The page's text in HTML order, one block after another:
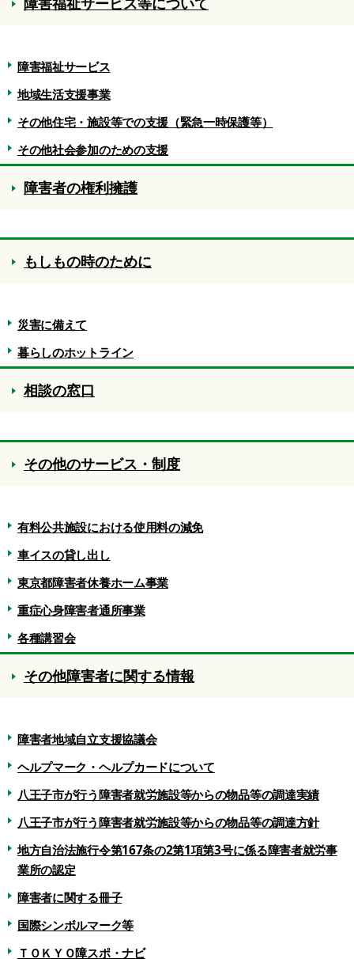
障害福祉サービス
地域生活支援事業
その他住宅・施設等での支援（緊急一時保護等）
その他社会参加のための支援
障害者の権利擁護
もしもの時のために
災害に備えて
暮らしのホットライン
相談の窓口
その他のサービス・制度
有料公共施設における使用料の減免
車イスの貸し出し
東京都障害者休養ホーム事業
重症心身障害者通所事業
各種講習会
その他障害者に関する情報
障害者地域自立支援協議会
ヘルプマーク・ヘルプカードについて
八王子市が行う障害者就労施設等からの物品等の調達実績
八王子市が行う障害者就労施設等からの物品等の調達方針
地方自治法施行令第167条の2第1項第3号に係る障害者就労事
業所の認定
障害者に関する冊子
国際シンボルマーク等
ＴＯＫＹＯ障スポ・ナビ